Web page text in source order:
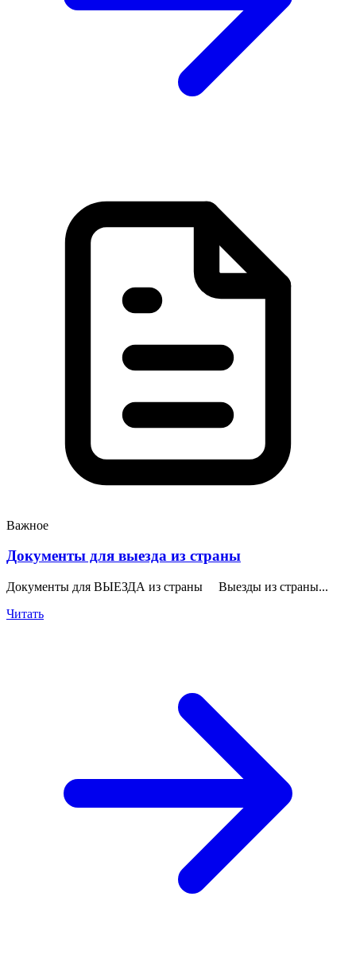
Важное
Документы для выезда из страны
Документы для ВЫЕЗДА из страны Выезды из страны...
Читать